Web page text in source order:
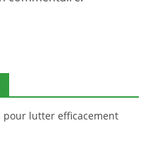
pour lutter efficacement